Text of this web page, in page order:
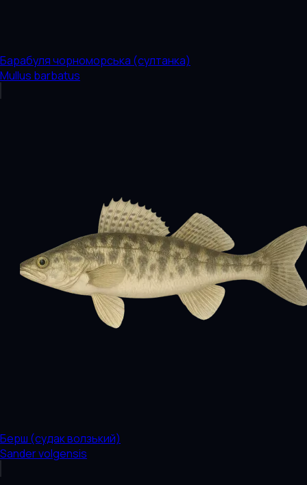
Барабуля чорноморська (султанка)
Mullus barbatus
Берш (судак волзький)
Sander volgensis